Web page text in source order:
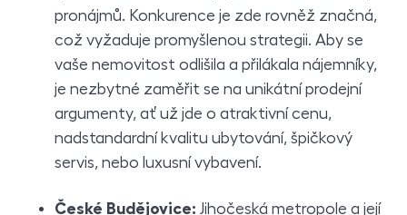
pronájmů. Konkurence je zde rovněž značná,
což vyžaduje promyšlenou strategii. Aby se
vaše nemovitost odlišila a přilákala nájemníky,
je nezbytné zaměřit se na unikátní prodejní
argumenty, ať už jde o atraktivní cenu,
nadstandardní kvalitu ubytování, špičkový
servis, nebo luxusní vybavení.
České Budějovice: Jihočeská metropole a její